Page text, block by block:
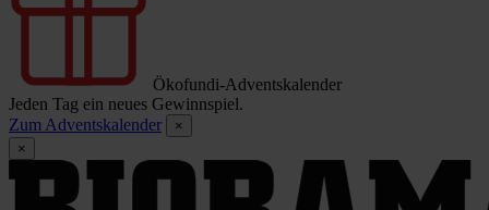
Ökofundi-Adventskalender
Jeden Tag ein neues Gewinnspiel.
Zum Adventskalender
×
×